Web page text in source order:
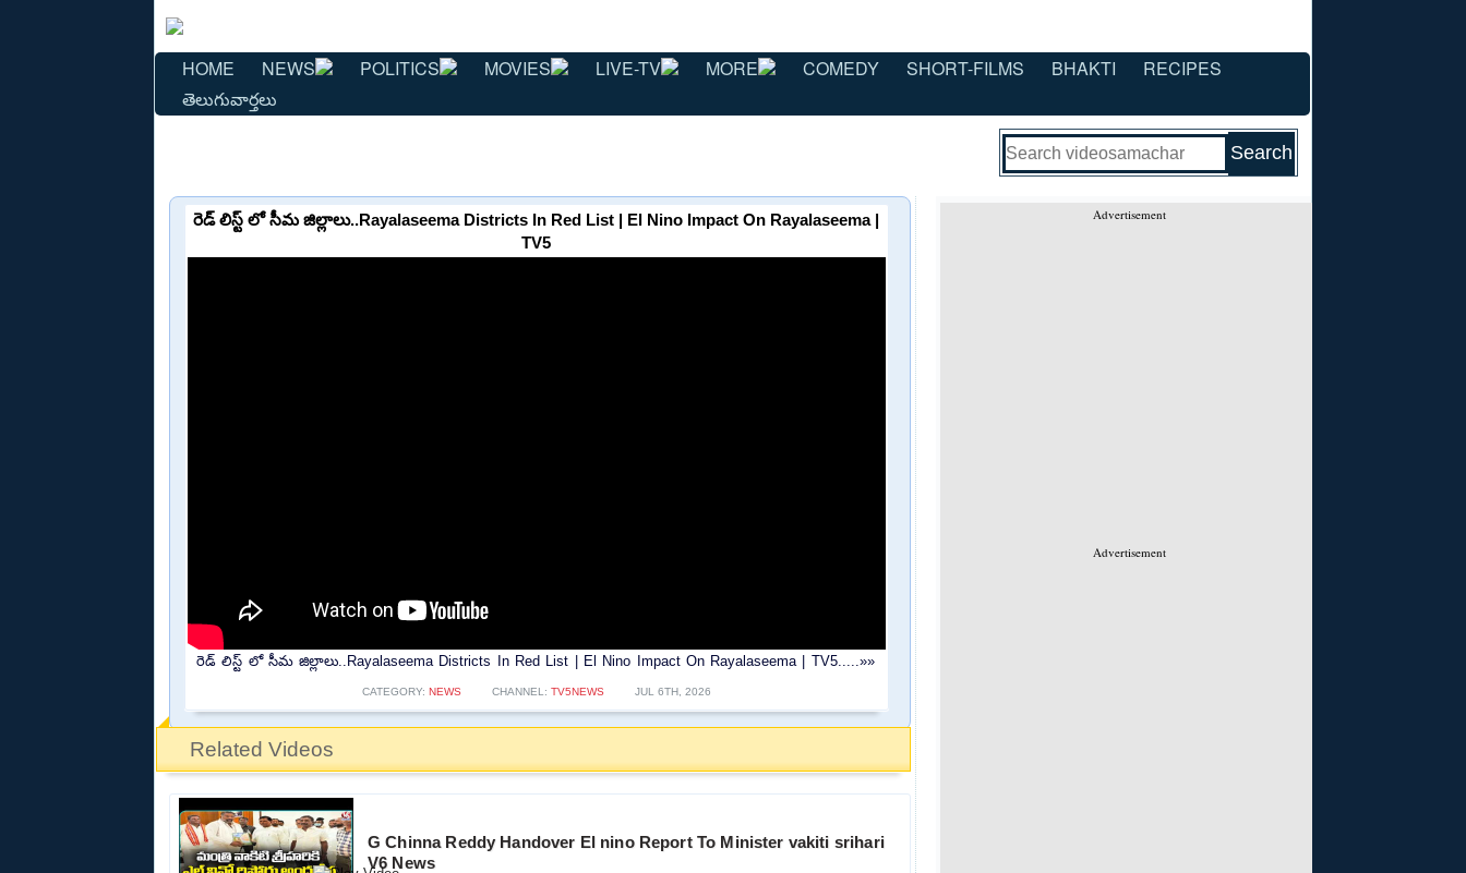
HOME NEWS POLITICS MOVIES LIVE-TV MORE COMEDY SHORT-FILMS BHAKTI
RECIPES
తెలుగువార్తలు
Advertisement
Advertisement
రెడ్ లిస్ట్ లో సీమ జిల్లాలు..Rayalaseema Districts In Red List | El Nino Impact On Rayalaseema |
TV5
రెడ్ లిస్ట్ లో సీమ జిల్లాలు..Rayalaseema Districts In Red List | El Nino Impact On Rayalaseema | TV5.....»»
CATEGORY: NEWS CHANNEL: TV5NEWS JUL 6TH, 2026
Related Videos
G Chinna Reddy Handover El nino Report To Minister vakiti srihari
V6 News